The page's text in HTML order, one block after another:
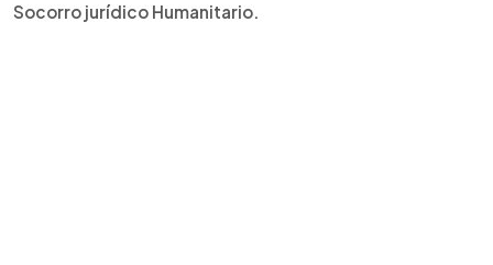
Socorro jurídico Humanitario.